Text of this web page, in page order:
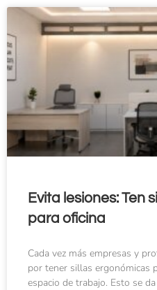
Evita lesiones: Ten
para oficina
Cada vez más empresas y
por tener sillas ergonómicas
espacio de trabajo. Esto se